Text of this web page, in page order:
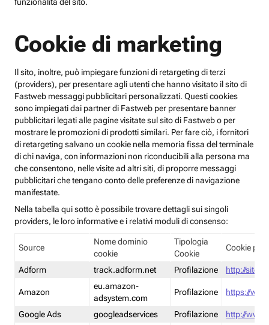
Cookie di marketing
Il sito, inoltre, può impiegare funzioni di retargeting di terzi
(providers), per presentare agli utenti che hanno visitato il sito di
Fastweb messaggi pubblicitari personalizzati. Questi cookies
sono impiegati dai partner di Fastweb per presentare banner
pubblicitari legati alle pagine visitate sul sito di Fastweb o per
mostrare le promozioni di prodotti similari. Per fare ciò, i fornitori
di retargeting salvano un cookie nella memoria fissa del terminale
di chi naviga, con informazioni non riconducibili alla persona ma
che consentono, nelle visite ad altri siti, di proporre messaggi
pubblicitari che tengano conto delle preferenze di navigazione
manifestate.
Nella tabella qui sotto è possibile trovare dettagli sui singoli
providers, le loro informative e i relativi moduli di consenso:
Source
Nome dominio
cookie
Tipologia
Cookie
Cookie
Adform track.adform.net Profilazione http://
Amazon
eu.amazon-
adsystem.com
Profilazione https://
Google Ads googleadservices Profilazione
http://